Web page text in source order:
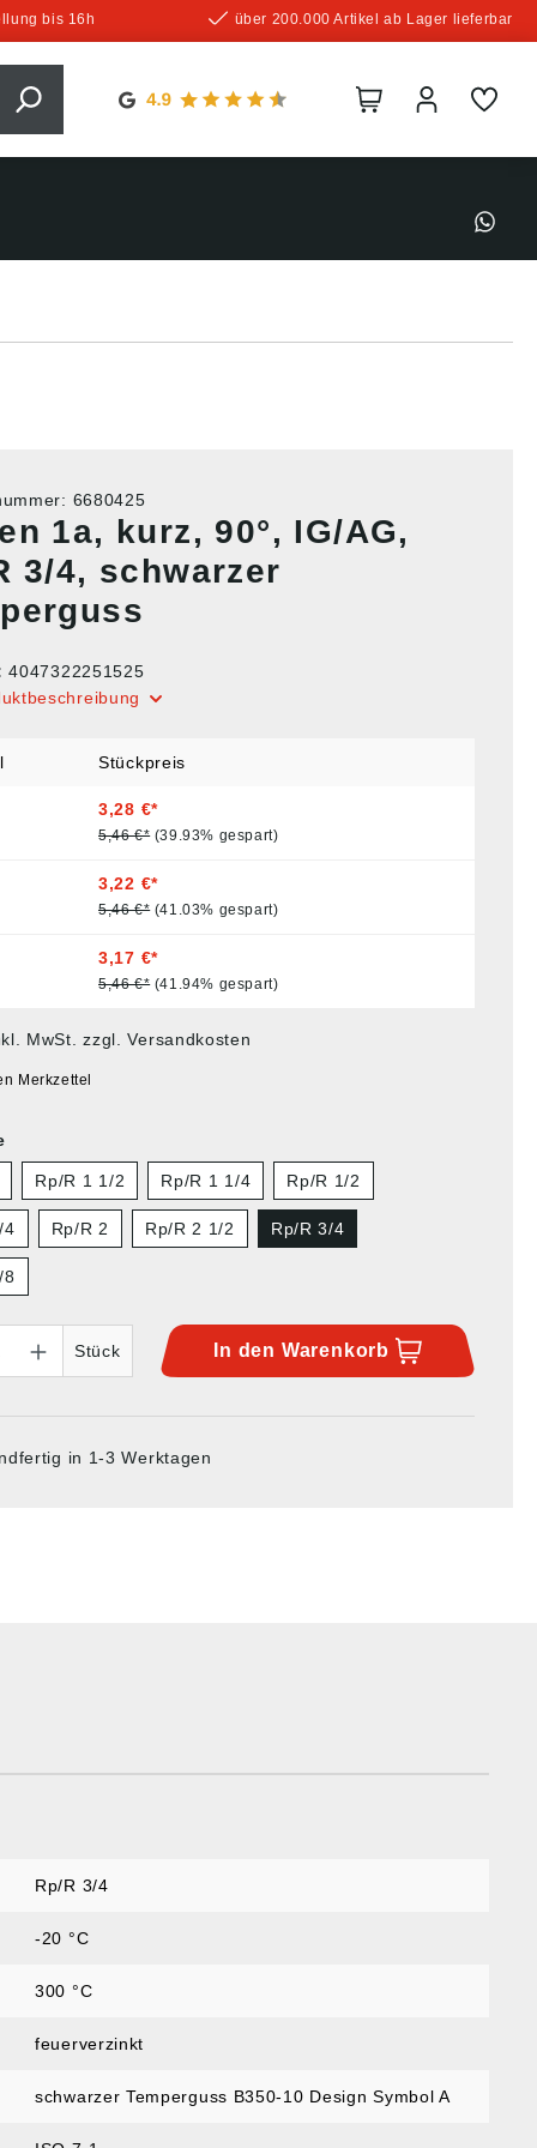
bis 16h über 200.000 Artikel ab Lager lieferbar
6680425
1a, kurz, 90°, IG/AG,
3/4, schwarzer
4047322251525
Stückpreis
3,28 €*
5,46 €* (39.93% gespart)
3,22 €*
5,46 €* (41.03% gespart)
3,17 €*
5,46 €* (41.94% gespart)
MwSt. zzgl. Versandkosten
Merkzettel
Rp/R 1 1/2 Rp/R 1 1/4 Rp/R 1/2
4 Rp/R 2 Rp/R 2 1/2 Rp/R 3/4
8
Stück
In den Warenkorb
in 1-3 Werktagen
Rp/R 3/4
-20 °C
300 °C
feuerverzinkt
schwarzer Temperguss B350-10 Design Symbol A